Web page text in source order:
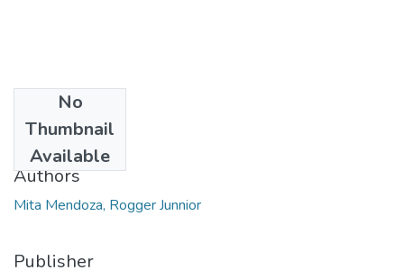
No
Thumbnail
Available
2023
Authors
Mita Mendoza, Rogger Junnior
Publisher